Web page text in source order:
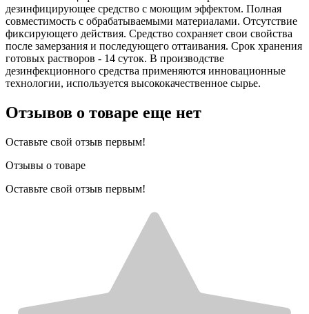
дезинфицирующее средство с моющим эффектом. Полная
совместимость с обрабатываемыми материалами. Отсутствие
фиксирующего действия. Средство сохраняет свои свойства
после замерзания и последующего оттаивания. Срок хранения
готовых растворов - 14 суток. В производстве
дезинфекционного средства применяются инновационные
технологии, используется высококачественное сырье.
Отзывов о товаре еще нет
Оставьте свой отзыв первым!
Отзывы о товаре
Оставьте свой отзыв первым!